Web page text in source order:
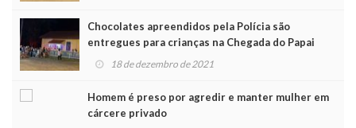
Chocolates apreendidos pela Polícia são
entregues para crianças na Chegada do Papai
Noel 18 de dezembro de 2021
Homem é preso por agredir e manter mulher em
cárcere privado